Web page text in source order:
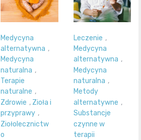
Medycyna
alternatywna ,
Medycyna
naturalna ,
Terapie
naturalne ,
Zdrowie , Zioła i
przyprawy ,
Ziołolecznictw
o
Leczenie ,
Medycyna
alternatywna ,
Medycyna
naturalna ,
Metody
alternatywne ,
Substancje
czynne w
terapii